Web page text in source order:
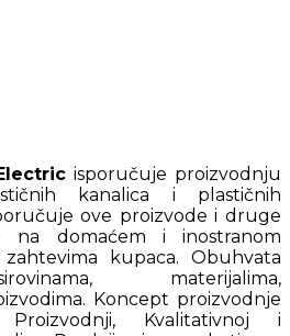
isporučuje proizvodnju
kanalica i plastičnih
ove proizvode i druge
na domaćem i inostranom
kupaca. Obuhvata
materijalima,
Koncept proizvodnje
Kvalitativnoj i